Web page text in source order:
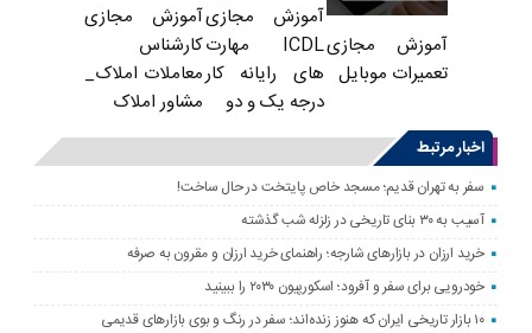
آموزش مجازی
تعمیرات موبایل
آموزش مجازی
ICDL مهارت
های رایانه کار
درجه یک و دو
آموزش مجازی
کارشناس
معاملات املاک_
مشاور املاک
اخبار مرتبط
سفر به تهران قدیم؛ مسجد خاص پایتخت در حال ساخت!
آسیب به ۳۰ بنای تاریخی در زلزله شب گذشته
خرید ارزان در بازارهای شارجه؛ راهنمای خرید ارزان و مقرون به صرفه
خودرویی برای سفر و آفرود؛ اسکورپیون ۲۰۳۰ را ببینید
۱۰ بازار تاریخی ایران که هنوز زنده‌اند؛ سفر در رنگ و بوی بازارهای قدیمی